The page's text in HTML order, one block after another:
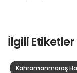
İlgili Etiketler
Kahramanmaraş